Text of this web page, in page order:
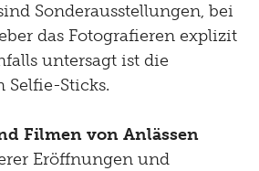
Sonderausstellungen, bei
das Fotografieren explizit
untersagt ist die
Selfie-Sticks.
Filmen von Anlässen
Eröffnungen und